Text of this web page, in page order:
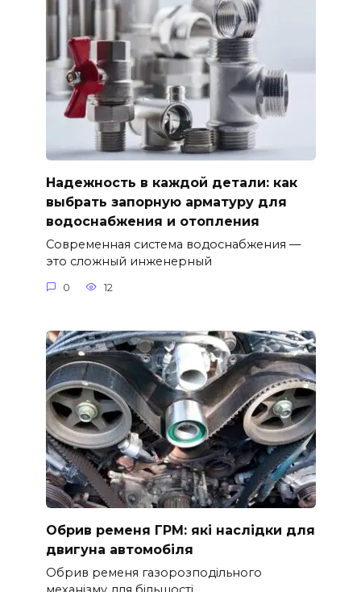
Надежность в каждой детали: как
выбрать запорную арматуру для
водоснабжения и отопления
Современная система водоснабжения —
это сложный инженерный
0 12
Обрив ременя ГРМ: які наслідки для
двигуна автомобіля
Обрив ременя газорозподільного